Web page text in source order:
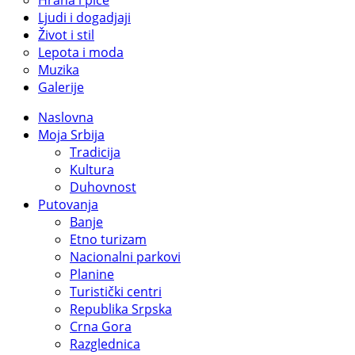
Ljudi i dogadjaji
Život i stil
Lepota i moda
Muzika
Galerije
Naslovna
Moja Srbija
Tradicija
Kultura
Duhovnost
Putovanja
Banje
Etno turizam
Nacionalni parkovi
Planine
Turistički centri
Republika Srpska
Crna Gora
Razglednica